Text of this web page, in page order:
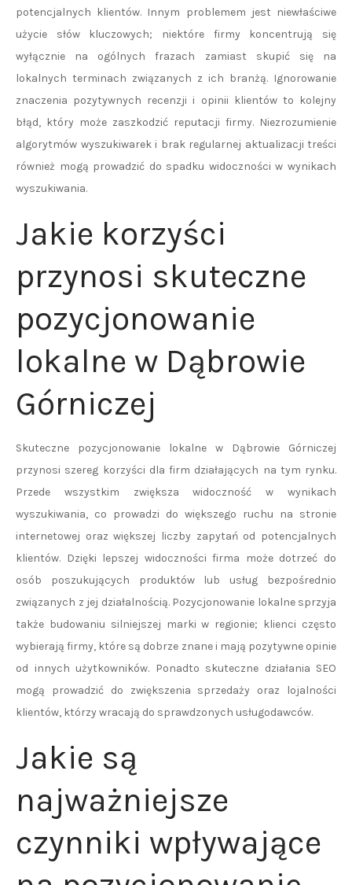
potencjalnych klientów. Innym problemem jest niewłaściwe
użycie słów kluczowych; niektóre firmy koncentrują się
wyłącznie na ogólnych frazach zamiast skupić się na
lokalnych terminach związanych z ich branżą. Ignorowanie
znaczenia pozytywnych recenzji i opinii klientów to kolejny
błąd, który może zaszkodzić reputacji firmy. Niezrozumienie
algorytmów wyszukiwarek i brak regularnej aktualizacji treści
również mogą prowadzić do spadku widoczności w wynikach
wyszukiwania.
Jakie korzyści
przynosi skuteczne
pozycjonowanie
lokalne w Dąbrowie
Górniczej
Skuteczne pozycjonowanie lokalne w Dąbrowie Górniczej
przynosi szereg korzyści dla firm działających na tym rynku.
Przede wszystkim zwiększa widoczność w wynikach
wyszukiwania, co prowadzi do większego ruchu na stronie
internetowej oraz większej liczby zapytań od potencjalnych
klientów. Dzięki lepszej widoczności firma może dotrzeć do
osób poszukujących produktów lub usług bezpośrednio
związanych z jej działalnością. Pozycjonowanie lokalne sprzyja
także budowaniu silniejszej marki w regionie; klienci często
wybierają firmy, które są dobrze znane i mają pozytywne opinie
od innych użytkowników. Ponadto skuteczne działania SEO
mogą prowadzić do zwiększenia sprzedaży oraz lojalności
klientów, którzy wracają do sprawdzonych usługodawców.
Jakie są
najważniejsze
czynniki wpływające